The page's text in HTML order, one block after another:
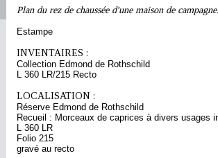
Plan du rez de chaussée d'une maison de
Estampe
INVENTAIRES :
Collection Edmond de Rothschild
L 360 LR/215 Recto
LOCALISATION :
Réserve Edmond de Rothschild
Recueil : Morceaux de caprices à divers usages
L 360 LR
Folio 215
gravé au recto